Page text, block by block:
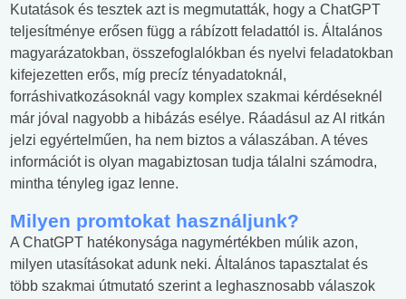
Kutatások és tesztek azt is megmutatták, hogy a ChatGPT
teljesítménye erősen függ a rábízott feladattól is. Általános
magyarázatokban, összefoglalókban és nyelvi feladatokban
kifejezetten erős, míg precíz tényadatoknál,
forráshivatkozásoknál vagy komplex szakmai kérdéseknél
már jóval nagyobb a hibázás esélye. Ráadásul az AI ritkán
jelzi egyértelműen, ha nem biztos a válaszában. A téves
információt is olyan magabiztosan tudja tálalni számodra,
mintha tényleg igaz lenne.
Milyen promtokat használjunk?
A ChatGPT hatékonysága nagymértékben múlik azon,
milyen utasításokat adunk neki. Általános tapasztalat és
több szakmai útmutató szerint a leghasznosabb válaszok